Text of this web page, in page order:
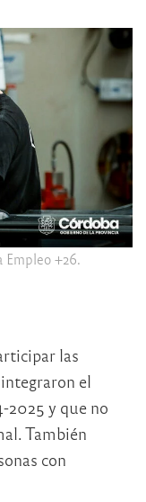
Empleo +26.
las
el
2025 y que no
También
con